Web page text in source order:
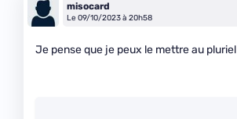
misocard
Le 09/10/2023 à 20h58
Je pense que je peux le mettre au pluriel